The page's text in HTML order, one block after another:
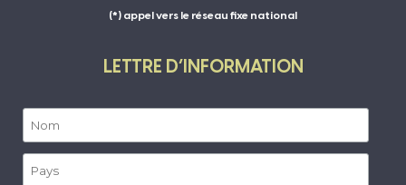
(*) appel vers le réseau fixe national
LETTRE D’INFORMATION